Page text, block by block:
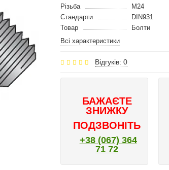
Різьба
M24
Стандарти
DIN931
Товар
Болти
Всі характеристики
Відгуків: 0
БАЖАЄТЕ
ЗНИЖКУ
ПОДЗВОНІТЬ
+38 (067) 364
71 72